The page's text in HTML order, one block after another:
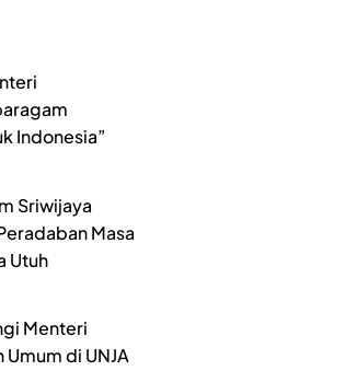
Indonesia”
Sriwijaya
Masa
Utuh
Menteri
Umum di UNJA